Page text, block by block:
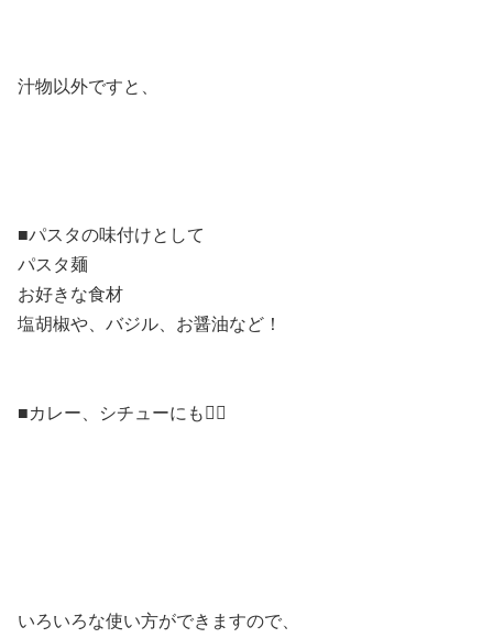
汁物以外ですと、
■パスタの味付けとして
パスタ麺
お好きな食材
塩胡椒や、バジル、お醤油など！
■カレー、シチューにも🙆‍♀️
いろいろな使い方ができますので、